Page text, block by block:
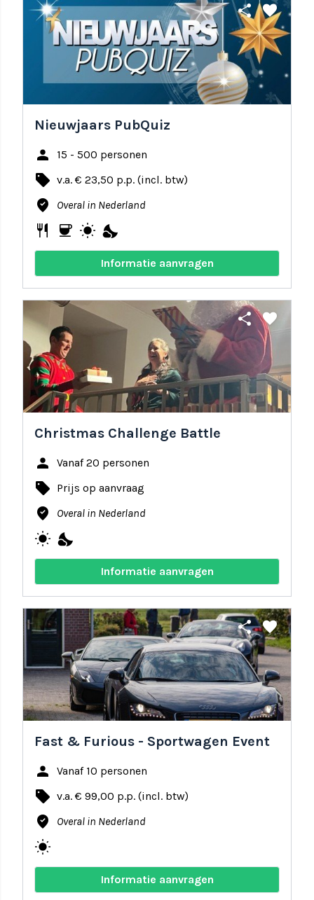
share favorite
Nieuwjaars PubQuiz
person 15 - 500 personen
local_offer v.a. € 23,50 p.p. (incl. btw)
where_to_vote Overal in Nederland
restaurant coffee wb_sunny nights_stay
Informatie aanvragen
share favorite
Christmas Challenge Battle
person Vanaf 20 personen
local_offer Prijs op aanvraag
where_to_vote Overal in Nederland
wb_sunny nights_stay
Informatie aanvragen
share favorite
Fast & Furious - Sportwagen Event
person Vanaf 10 personen
local_offer v.a. € 99,00 p.p. (incl. btw)
where_to_vote Overal in Nederland
wb_sunny
Informatie aanvragen